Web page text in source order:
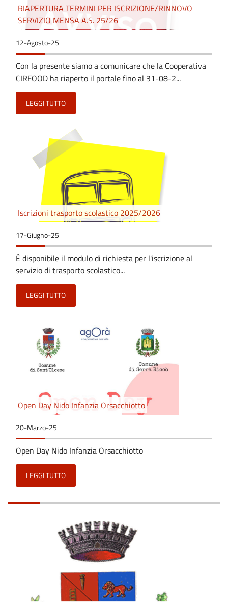
RIAPERTURA TERMINI PER ISCRIZIONE/RINNOVO
SERVIZIO MENSA A.S. 25/26
12-Agosto-25
Con la presente siamo a comunicare che la Cooperativa
CIRFOOD ha riaperto il portale fino al 31-08-2...
LEGGI TUTTO
Iscrizioni trasporto scolastico 2025/2026
17-Giugno-25
È disponibile il modulo di richiesta per l'iscrizione al
servizio di trasporto scolastico...
LEGGI TUTTO
Open Day Nido Infanzia Orsacchiotto
20-Marzo-25
Open Day Nido Infanzia Orsacchiotto
LEGGI TUTTO